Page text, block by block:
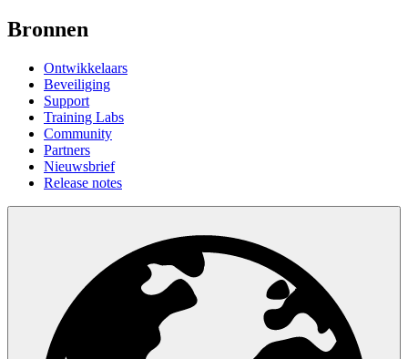
Bronnen
Ontwikkelaars
Beveiliging
Support
Training Labs
Community
Partners
Nieuwsbrief
Release notes